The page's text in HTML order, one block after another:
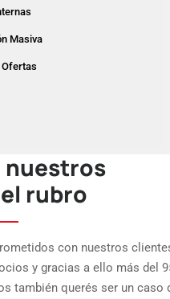
Masiva
nuestros
rubro
con nuestros
y gracias a ello más del
también querés ser un caso